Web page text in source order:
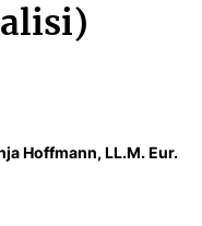
Hoffmann, LL.M. Eur.